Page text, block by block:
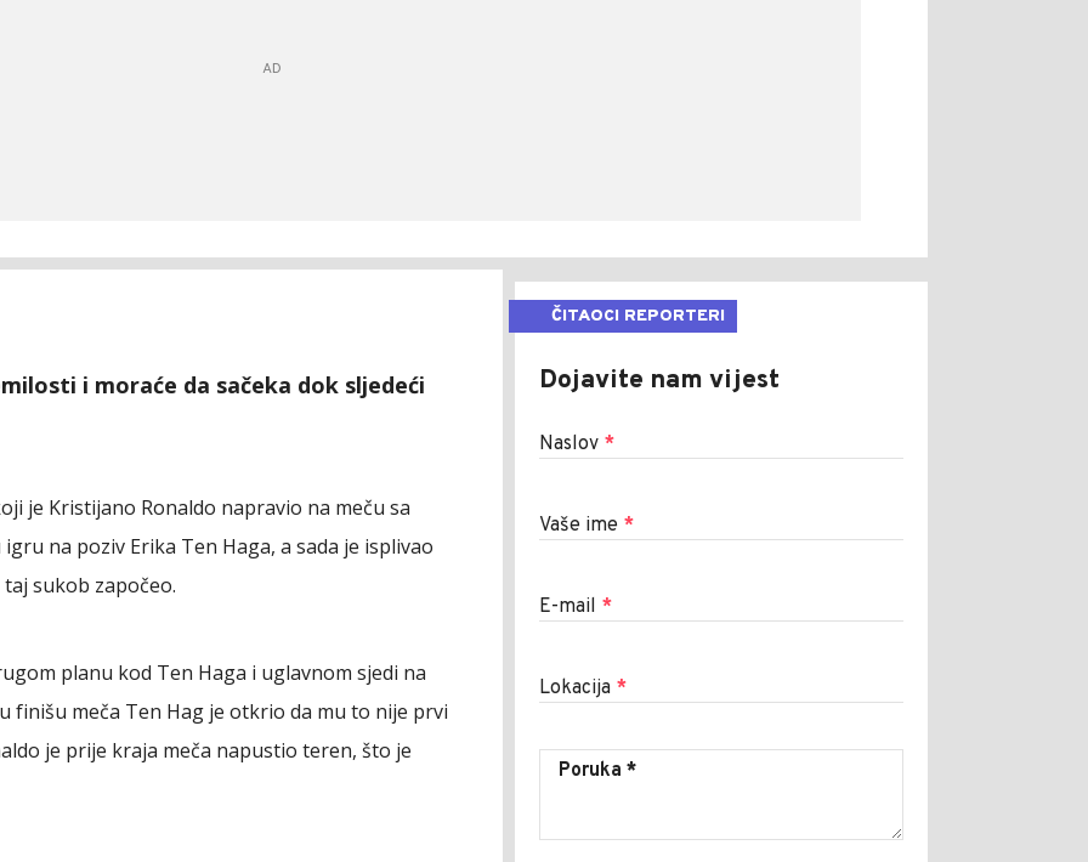
i moraće da sačeka dok sljedeći
je Kristijano Ronaldo napravio na meču sa
na poziv Erika Ten Haga, a sada je isplivao
sukob započeo.
planu kod Ten Haga i uglavnom sjedi na
finišu meča Ten Hag je otkrio da mu to nije prvi
je prije kraja meča napustio teren, što je
ČITAOCI REPORTERI
Dojavite nam vijest
Naslov *
Vaše ime *
E-mail *
Lokacija *